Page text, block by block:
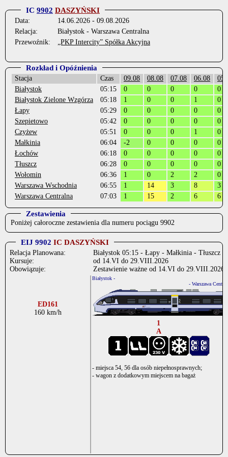
IC 9902 DASZYŃSKI
Data:
14.06.2026 - 09.08.2026
Relacja:
Białystok - Warszawa Centralna
Przewoźnik:
„PKP Intercity” Spółka Akcyjna
Rozkład i Opóźnienia
Stacja Czas 09.08 08.08 07.08 06.08
Białystok
05:15 0 0 0 0
0
Białystok Zielone Wzgórza
05:18 1 0 0 1
0
Łapy
05:29 0 0 0 0
0
Szepietowo
05:42 0 0 0 0
0
Czyżew
05:51 0 0 0 1
0
Małkinia
06:04 -2 0 0 0
0
Łochów
06:18 0 0 0 0
0
Tłuszcz
06:28 0 0 0 0
0
Wołomin
06:36 1 0 2 2
0
Warszawa Wschodnia
06:55 1 14 3 8
3
Warszawa Centralna
07:03 1 15 2 6 6
Zestawienia
Poniżej całoroczne zestawienia dla numeru pociągu 9902
EIJ 9902 IC DASZYŃSKI
Relacja Planowana:
Kursuje:
Obowiązuje:
Białystok 05:15 - Łapy - Małkinia - Tłuszcz -
od 14.VI do 29.VIII.2026
Zestawienie ważne od 14.VI do 29.VIII.2026
ED161
160 km/h
Białystok -
- Warszawa Centr.
1
A
- miejsca 54, 56 dla osób niepełnosprawnych;
- wagon z dodatkowym miejscem na bagaż